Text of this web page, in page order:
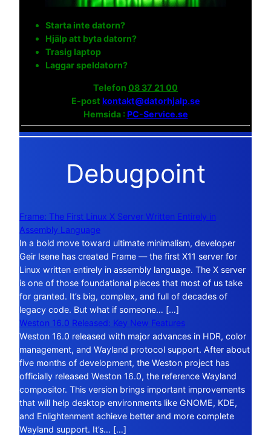
Starta inte datorn?
Hjälp att byta datorn?
Trasig laptop
Laggar speldatorn?
Telefon 08 37 21 00
E-post kontakt@datorhjalp.se
Hemsida :PC-Service.se
Debugpoint
Frame: The First Linux X Server Written Entirely in
Assembly Language
In a bold move toward ultimate minimalism, developer
Geir Isene has created Frame — the first X11 server for
Linux written entirely in assembly language. The X server
is one of those foundational pieces that most of us take
for granted. It’s big, complex, and full of decades of
legacy code. But what if someone… […]
Weston 16.0 Released: Key New Features
Weston 16.0 released with major advances in HDR, color
management, and Wayland protocol support. After about
five months of development, the Weston project has
officially released Weston 16.0, the reference Wayland
compositor. This version brings important improvements
that will help desktop environments like GNOME, KDE,
and Enlightenment achieve better and more complete
Wayland support. It’s… […]